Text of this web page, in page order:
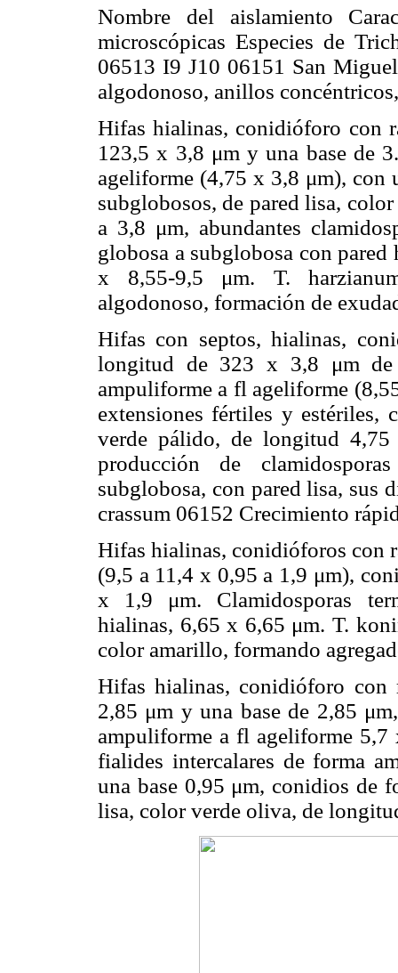
Nombre del aislamiento
microscópicas Especies de
06513 I9 J10 06151 San
algodonoso, anillos
Hifas hialinas, conidióforo con
123,5 x 3,8 μm y una base de
ageliforme (4,75 x 3,8 μm), con
subglobosos, de pared lisa,
a 3,8 μm, abundantes
globosa a subglobosa con
x 8,55-9,5 μm. T.
algodonoso, formación de
Hifas con septos, hialinas,
longitud de 323 x 3,8 μm
ampuliforme a fl ageliforme
extensiones fértiles y estériles,
verde pálido, de longitud
producción de
subglobosa, con pared lisa, sus
crassum 06152 Crecimiento
Hifas hialinas, conidióforos con
(9,5 a 11,4 x 0,95 a 1,9 μm),
x 1,9 μm. Clamidosporas
hialinas, 6,65 x 6,65 μm. T.
color amarillo, formando
Hifas hialinas, conidióforo
2,85 μm y una base de 2,85
ampuliforme a fl ageliforme 5,7
fialides intercalares de forma
una base 0,95 μm, conidios de
lisa, color verde oliva, de